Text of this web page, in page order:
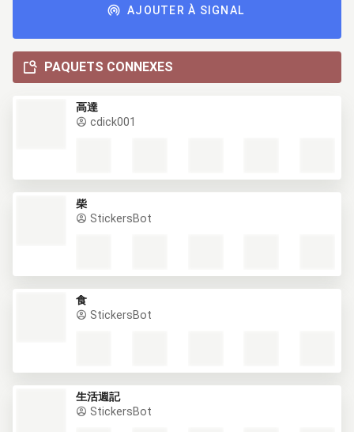
AJOUTER À SIGNAL
PAQUETS CONNEXES
高達
cdick001
柴
StickersBot
食
StickersBot
生活週記
StickersBot